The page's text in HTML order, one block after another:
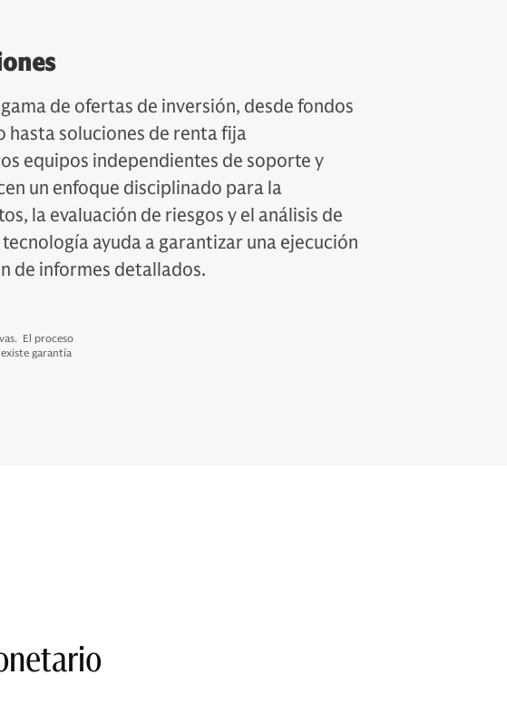
de ofertas de inversión, desde fondos
soluciones de renta fija
equipos independientes de soporte y
un enfoque disciplinado para la
la evaluación de riesgos y el análisis de
ayuda a garantizar una ejecución
de informes detallados.
El proceso
garantía